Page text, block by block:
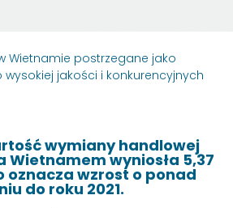
Wietnamie postrzegane jako
jakości i konkurencyjnych
wymiany handlowej
Wietnamem wyniosła 5,37
oznacza wzrost o ponad
do roku 2021.